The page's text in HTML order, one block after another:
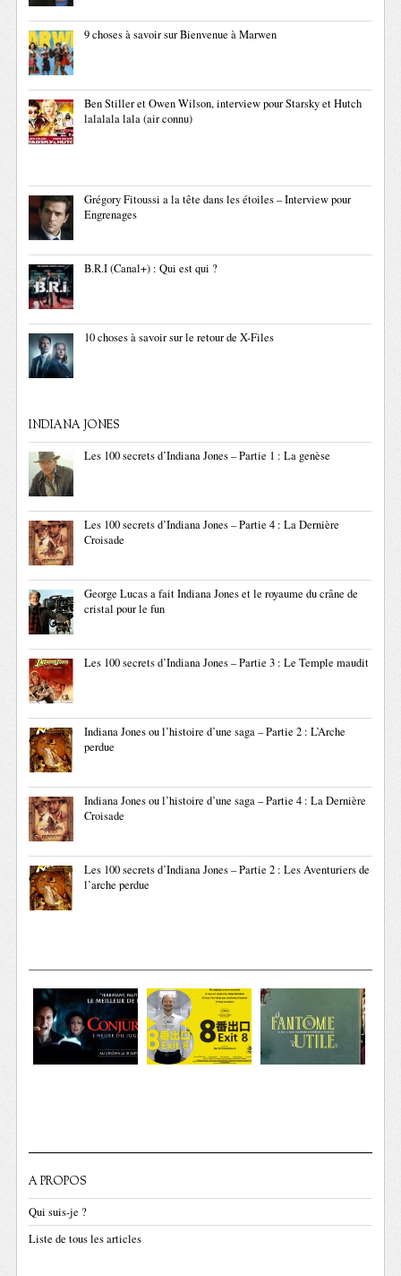
9 choses à savoir sur Bienvenue à Marwen
Ben Stiller et Owen Wilson, interview pour Starsky et Hutch
lalalala lala (air connu)
Grégory Fitoussi a la tête dans les étoiles – Interview pour
Engrenages
B.R.I (Canal+) : Qui est qui ?
10 choses à savoir sur le retour de X-Files
INDIANA JONES
Les 100 secrets d’Indiana Jones – Partie 1 : La genèse
Les 100 secrets d’Indiana Jones – Partie 4 : La Dernière
Croisade
George Lucas a fait Indiana Jones et le royaume du crâne de
cristal pour le fun
Les 100 secrets d’Indiana Jones – Partie 3 : Le Temple maudit
Indiana Jones ou l’histoire d’une saga – Partie 2 : L’Arche
perdue
Indiana Jones ou l’histoire d’une saga – Partie 4 : La Dernière
Croisade
Les 100 secrets d’Indiana Jones – Partie 2 : Les Aventuriers de
l’arche perdue
A PROPOS
Qui suis-je ?
Liste de tous les articles